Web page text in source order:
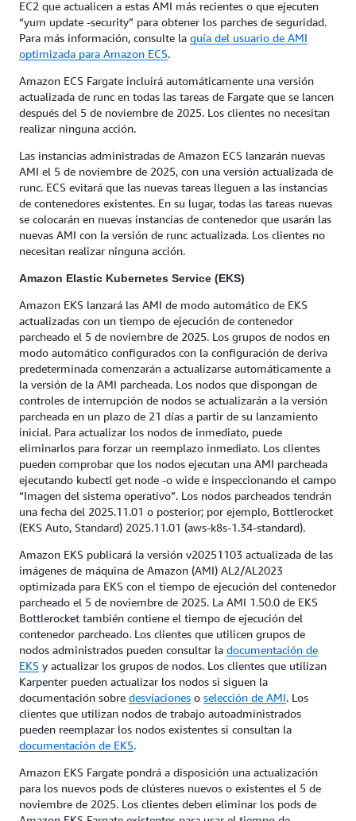
EC2 que actualicen a estas AMI más recientes o que ejecuten
“yum update -security” para obtener los parches de seguridad.
Para más información, consulte la guía del usuario de AMI
optimizada para Amazon ECS.
Amazon ECS Fargate incluirá automáticamente una versión
actualizada de runc en todas las tareas de Fargate que se lancen
después del 5 de noviembre de 2025. Los clientes no necesitan
realizar ninguna acción.
Las instancias administradas de Amazon ECS lanzarán nuevas
AMI el 5 de noviembre de 2025, con una versión actualizada de
runc. ECS evitará que las nuevas tareas lleguen a las instancias
de contenedores existentes. En su lugar, todas las tareas nuevas
se colocarán en nuevas instancias de contenedor que usarán las
nuevas AMI con la versión de runc actualizada. Los clientes no
necesitan realizar ninguna acción.
Amazon Elastic Kubernetes Service (EKS)
Amazon EKS lanzará las AMI de modo automático de EKS
actualizadas con un tiempo de ejecución de contenedor
parcheado el 5 de noviembre de 2025. Los grupos de nodos en
modo automático configurados con la configuración de deriva
predeterminada comenzarán a actualizarse automáticamente a
la versión de la AMI parcheada. Los nodos que dispongan de
controles de interrupción de nodos se actualizarán a la versión
parcheada en un plazo de 21 días a partir de su lanzamiento
inicial. Para actualizar los nodos de inmediato, puede
eliminarlos para forzar un reemplazo inmediato. Los clientes
pueden comprobar que los nodos ejecutan una AMI parcheada
ejecutando kubectl get node -o wide e inspeccionando el campo
“Imagen del sistema operativo”. Los nodos parcheados tendrán
una fecha del 2025.11.01 o posterior; por ejemplo, Bottlerocket
(EKS Auto, Standard) 2025.11.01 (aws-k8s-1.34-standard).
Amazon EKS publicará la versión v20251103 actualizada de las
imágenes de máquina de Amazon (AMI) AL2/AL2023
optimizada para EKS con el tiempo de ejecución del contenedor
parcheado el 5 de noviembre de 2025. La AMI 1.50.0 de EKS
Bottlerocket también contiene el tiempo de ejecución del
contenedor parcheado. Los clientes que utilicen grupos de
nodos administrados pueden consultar la documentación de
EKS y actualizar los grupos de nodos. Los clientes que utilizan
Karpenter pueden actualizar los nodos si siguen la
documentación sobre desviaciones o selección de AMI. Los
clientes que utilizan nodos de trabajo autoadministrados
pueden reemplazar los nodos existentes si consultan la
documentación de EKS.
Amazon EKS Fargate pondrá a disposición una actualización
para los nuevos pods de clústeres nuevos o existentes el 5 de
noviembre de 2025. Los clientes deben eliminar los pods de